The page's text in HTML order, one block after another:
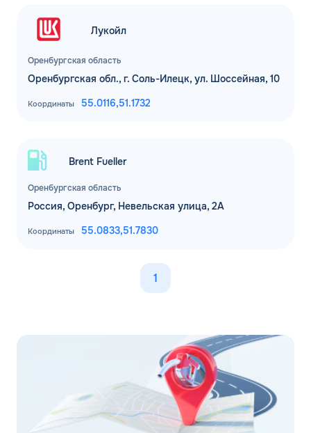
Оренбургская область
Лукойл
Оренбургская обл., г. Соль-Илецк, ул. Шоссейная, 10
Координаты 55.0116,51.1732
Оренбургская область
Brent Fueller
Россия, Оренбург, Невельская улица, 2А
Координаты 55.0833,51.7830
1